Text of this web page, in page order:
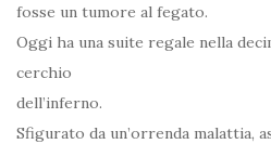
fosse un tumore al fegato.
Oggi ha una suite regale nella
cerchio
dell’inferno.
Sfigurato da un’orrenda malattia,